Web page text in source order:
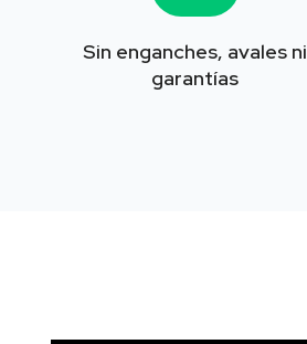
Sin enganches, avales ni
garantías